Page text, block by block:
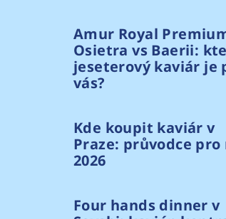
Amur Royal
Osietra vs Baerii:
jeseterový kaviár je
vás?
Kde koupit kaviár v
Praze: průvodce pro
2026
Four hands dinner v